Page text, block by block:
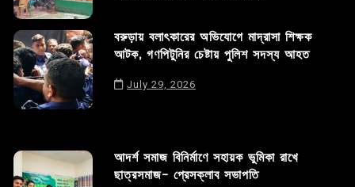
বরুড়ায় বলাৎকারের অভিযোগে মাদ্রাসা শিক্ষক
আটক, গণপিটুনির চেষ্টায় পুলিশ সদস্য আহত
July 29, 2026
আদর্শ সমাজ বিনির্মাণে সহায়ক ভুমিকা রাখে
ছাত্রসমাজ- প্রেসক্লাব সভাপতি